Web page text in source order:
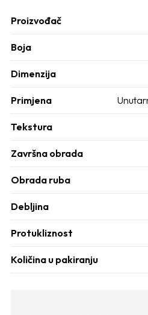
Proizvođač
Boja
Dimenzija
Primjena
Tekstura
Završna obrada
Obrada ruba
Debljina
Protukliznost
Količina u pakiranju